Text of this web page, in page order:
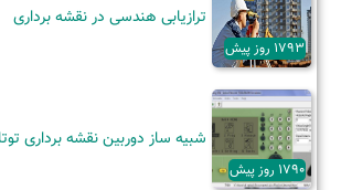
1793 روز پیش
ترازیابی هندسی در نقشه برداری
1790 روز پیش
شبیه ساز دوربین نقشه برداری